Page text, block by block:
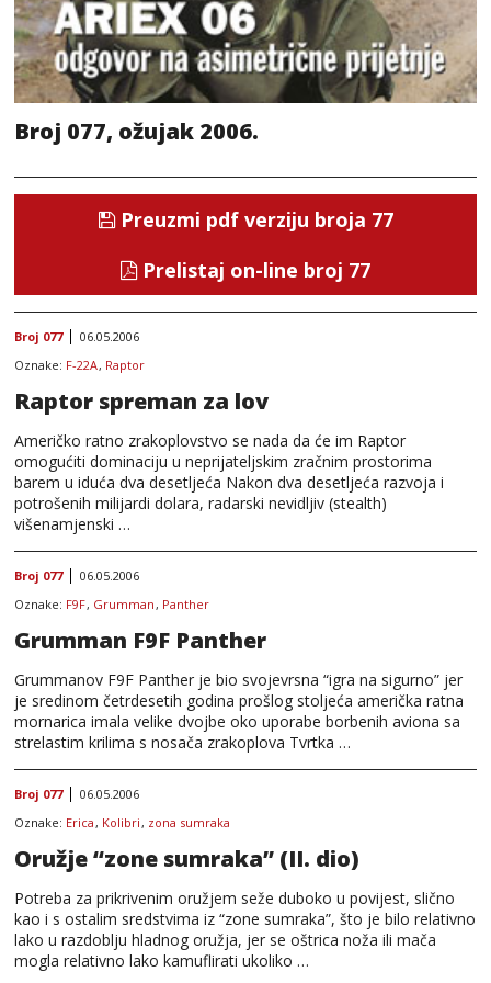
Broj 077, ožujak 2006.
Preuzmi pdf verziju broja 77
Prelistaj on-line broj 77
Broj 077
06.05.2006
Oznake: F-22A, Raptor
Raptor spreman za lov
Američko ratno zrakoplovstvo se nada da će im Raptor
omogućiti dominaciju u neprijateljskim zračnim prostorima
barem u iduća dva desetljeća Nakon dva desetljeća razvoja i
potrošenih milijardi dolara, radarski nevidljiv (stealth)
višenamjenski …
Broj 077
06.05.2006
Oznake: F9F, Grumman , Panther
Grumman F9F Panther
Grummanov F9F Panther je bio svojevrsna “igra na sigurno” jer
je sredinom četrdesetih godina prošlog stoljeća američka ratna
mornarica imala velike dvojbe oko uporabe borbenih aviona sa
strelastim krilima s nosača zrakoplova Tvrtka …
Broj 077
06.05.2006
Oznake: Erica , Kolibri , zona sumraka
Oružje “zone sumraka” (II. dio)
Potreba za prikrivenim oružjem seže duboko u povijest, slično
kao i s ostalim sredstvima iz “zone sumraka”, što je bilo relativno
lako u razdoblju hladnog oružja, jer se oštrica noža ili mača
mogla relativno lako kamuflirati ukoliko …